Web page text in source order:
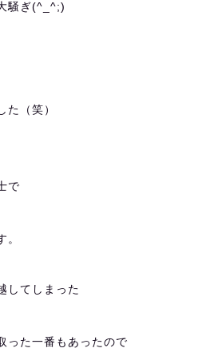
騒ぎ(^_^;)
た（笑）
で
。
してしまった
った一番もあったので